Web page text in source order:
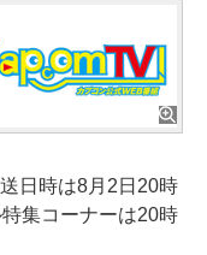
日時は8月2日20時
集コーナーは20時